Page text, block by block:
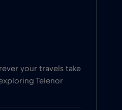
your travels take
Telenor